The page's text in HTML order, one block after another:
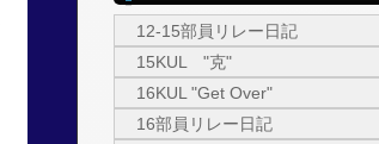
12-15部員リレー日記
15KUL "克"
16KUL "Get Over"
16部員リレー日記